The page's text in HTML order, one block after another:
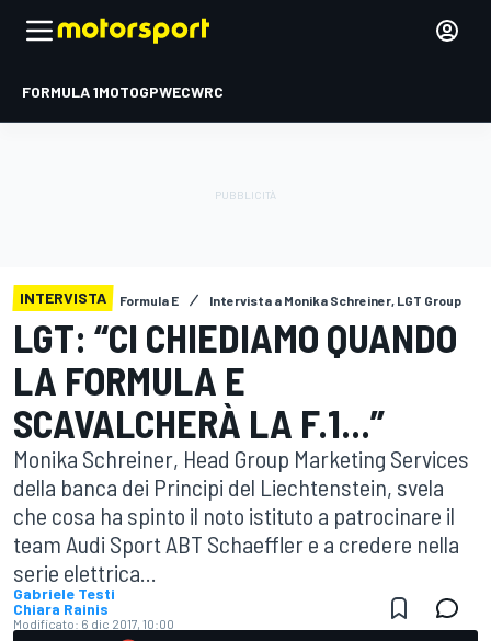
FORMULA 1MOTOGPWECWRC
INTERVISTA Formula E Intervista a Monika Schreiner, LGT Group
LGT: “CI CHIEDIAMO QUANDO
LA FORMULA E
SCAVALCHERÀ LA F.1...”
Monika Schreiner, Head Group Marketing Services
della banca dei Principi del Liechtenstein, svela
che cosa ha spinto il noto istituto a patrocinare il
team Audi Sport ABT Schaeffler e a credere nella
serie elettrica...
Gabriele Testi
Chiara Rainis
Modificato: 6 dic 2017, 10:00